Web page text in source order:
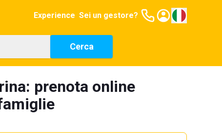
Experience Sei un gestore?
Cerca
prenota online